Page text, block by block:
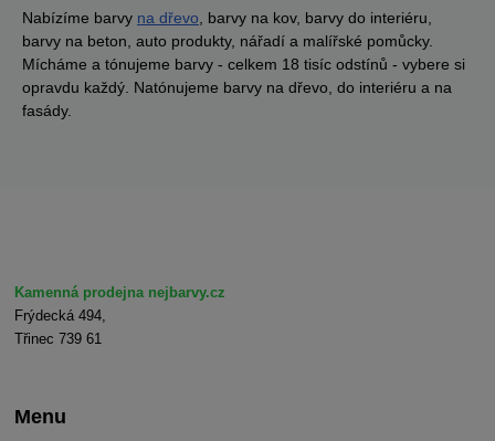
Nabízíme barvy na dřevo, barvy na kov, barvy do interiéru,
barvy na beton, auto produkty, nářadí a malířské pomůcky.
Mícháme a tónujeme barvy - celkem 18 tisíc odstínů - vybere si
opravdu každý. Natónujeme barvy na dřevo, do interiéru a na
fasády.
Kamenná prodejna nejbarvy.cz
Frýdecká 494,
Třinec 739 61
Menu